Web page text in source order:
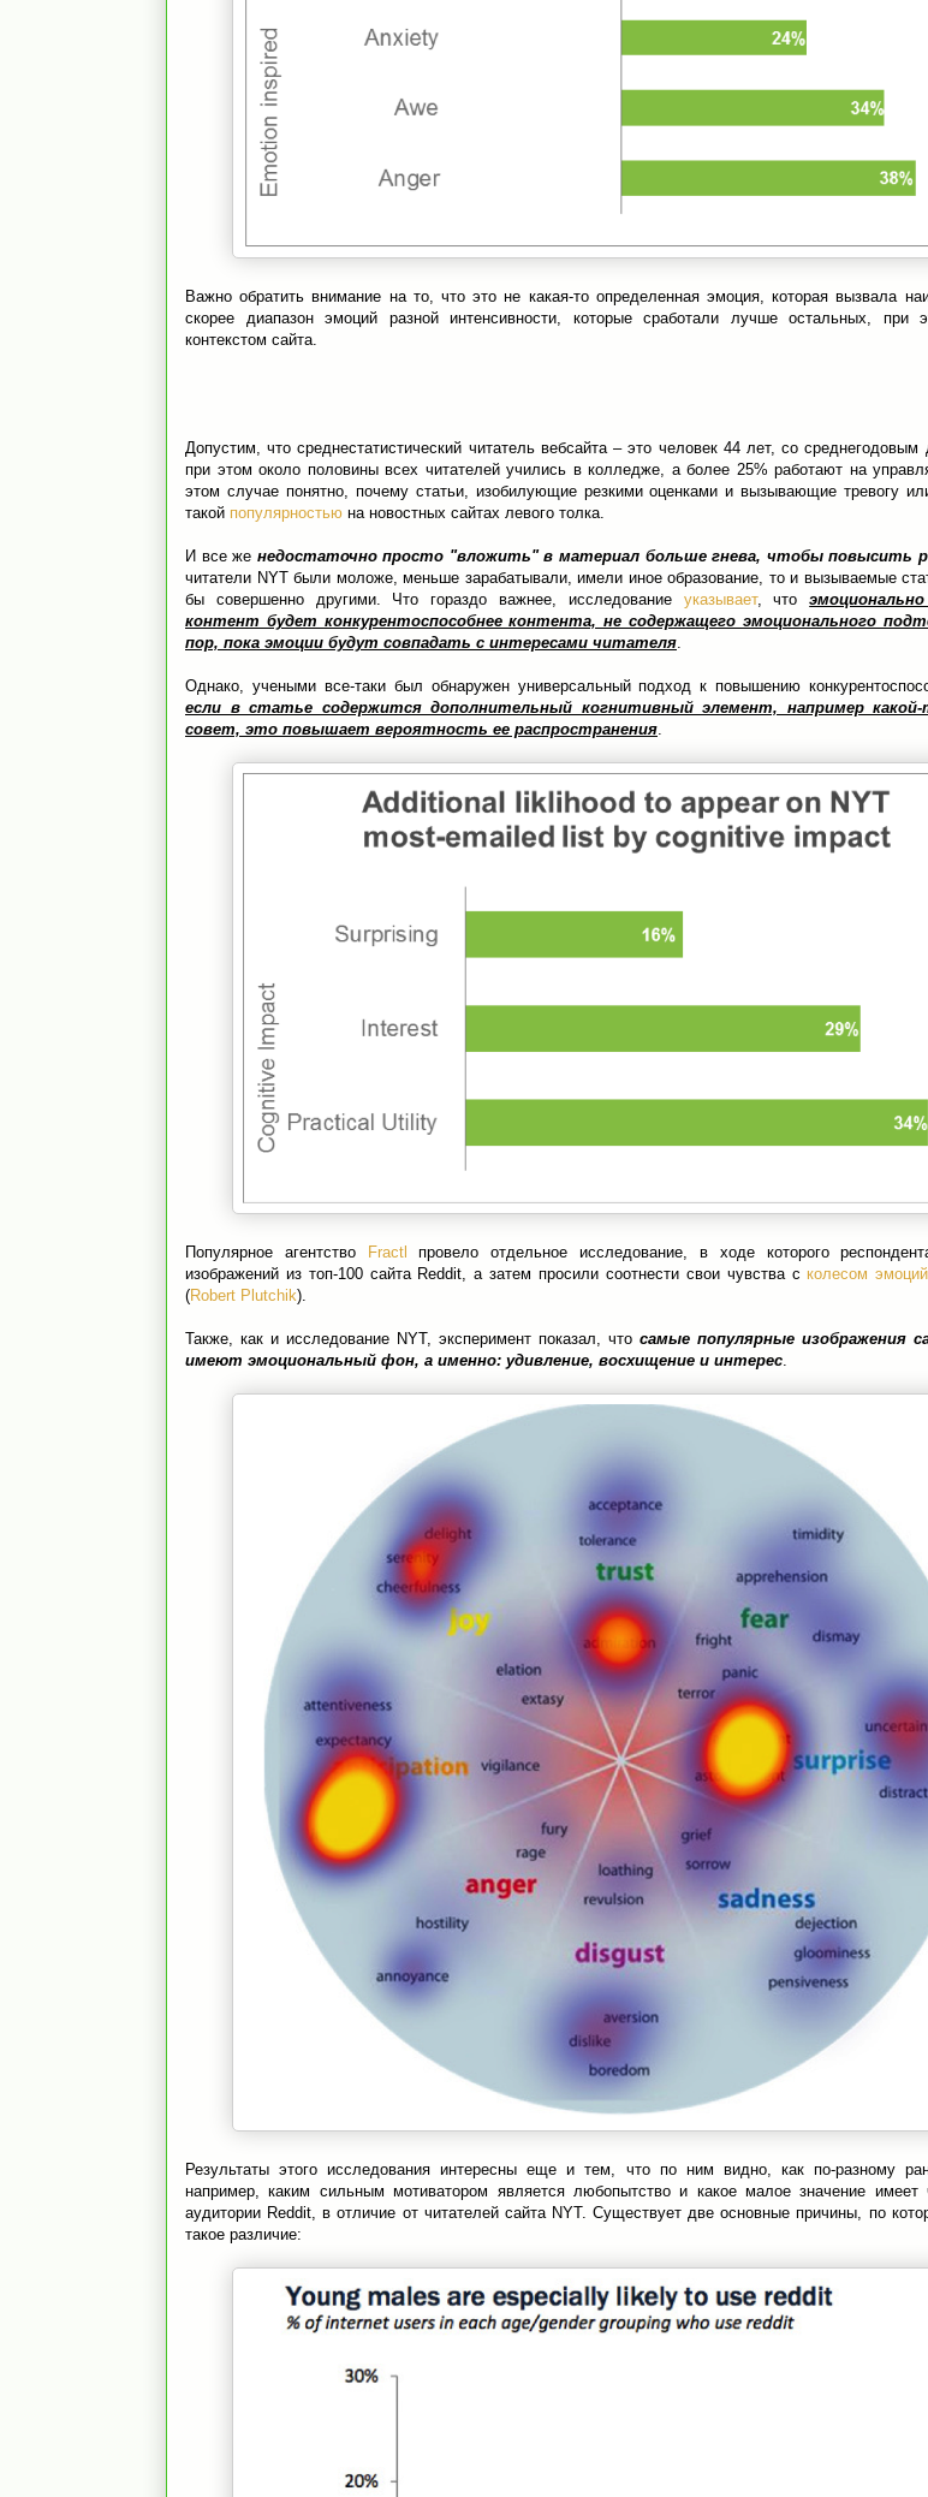
Важно обратить внимание на то, что это не какая-то определенная эмоция, которая вызвала
скорее диапазон эмоций разной интенсивности, которые сработали лучше остальных, при
контекстом сайта.
Допустим, что среднестатистический читатель вебсайта – это человек 44 лет, со среднегодовым
при этом около половины всех читателей учились в колледже, а более 25% работают на
этом случае понятно, почему статьи, изобилующие резкими оценками и вызывающие тревогу
такой популярностью на новостных сайтах левого толка.
И все же недостаточно просто "вложить" в материал больше гнева, чтобы повысить
читатели NYT были моложе, меньше зарабатывали, имели иное образование, то и вызываемые
бы совершенно другими. Что гораздо важнее, исследование указывает, что
контент будет конкурентоспособнее контента, не содержащего эмоционального
пор, пока эмоции будут совпадать c интересами читателя
Однако, учеными все-таки был обнаружен универсальный подход к повышению
если в статье содержится дополнительный когнитивный элемент, например какой-
совет, это повышает вероятность ее распространения
Популярное агентство Fractl провело отдельное исследование, в ходе которого
изображений из топ-100 сайта Reddit, а затем просили соотнести свои чувства сколесом эмоций
(Robert Plutchik).
Также, как и исследование NYT, эксперимент показал, что самые популярные изображения
имеют эмоциональный фон, а именно: удивление, восхищение и интерес
Результаты этого исследования интересны еще и тем, что по ним видно, как по-разному
например, каким сильным мотиватором является любопытство и какое малое значение имеет
аудитории Reddit, в отличие от читателей сайта NYT. Существует две основные причины, по
такое различие: